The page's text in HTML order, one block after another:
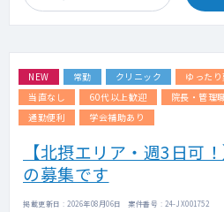
初診、再診で
の方針に従っ
【訪問診療】
施設メインで
訪問体制は、
ど
NEW 常勤 クリニック ゆった
当直なし
60代以上歓迎 院長・管理
通勤便利
学会補助あり
【北摂エリア・週3日可
の募集です
掲載更新日 : 2026年08月06日 案件番号 : 24-JX001752